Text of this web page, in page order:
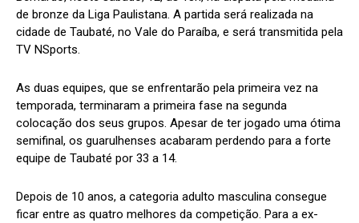
de bronze da Liga Paulistana. A partida será realizada na
cidade de Taubaté, no Vale do Paraíba, e será transmitida pela
TV NSports.
As duas equipes, que se enfrentarão pela primeira vez na
temporada, terminaram a primeira fase na segunda
colocação dos seus grupos. Apesar de ter jogado uma ótima
semifinal, os guarulhenses acabaram perdendo para a forte
equipe de Taubaté por 33 a 14.
Depois de 10 anos, a categoria adulto masculina consegue
ficar entre as quatro melhores da competição. Para a ex-